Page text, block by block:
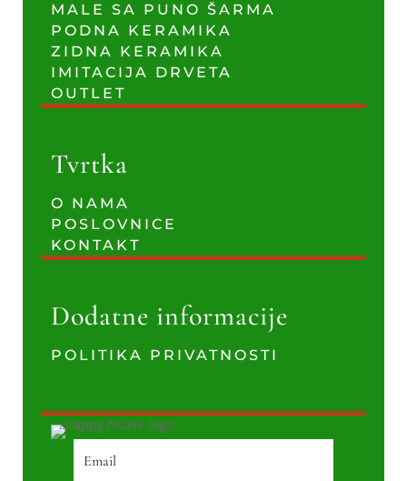
MALE SA PUNO ŠARMA
PODNA KERAMIKA
ZIDNA KERAMIKA
IMITACIJA DRVETA
OUTLET
Tvrtka
O NAMA
POSLOVNICE
KONTAKT
Dodatne informacije
POLITIKA PRIVATNOSTI